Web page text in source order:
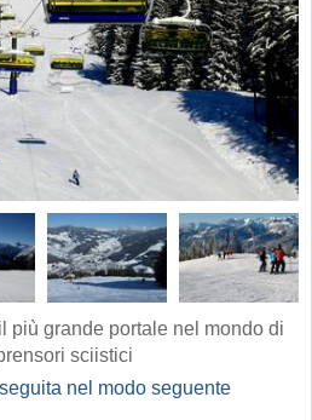
più grande portale nel mondo di
sciistici
nel modo seguente